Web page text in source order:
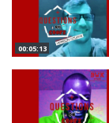
00:05:13